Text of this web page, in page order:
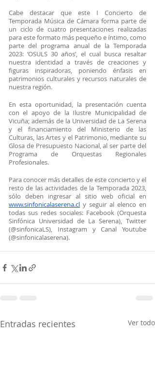
Cabe destacar que este I Concierto de
Temporada Música de Cámara forma parte de
un ciclo de cuatro presentaciones realizadas
para este formato más pequeño e íntimo, como
parte del programa anual de la Temporada
2023: ‘OSULS 30 años’, el cual busca resaltar
nuestra identidad a través de creaciones y
figuras inspiradoras, poniendo énfasis en
patrimonios culturales y recursos naturales de
nuestra región.
En esta oportunidad, la presentación cuenta
con el apoyo de la Ilustre Municipalidad de
Vicuña; además de la Universidad de La Serena
y el financiamiento del Ministerio de las
Culturas, las Artes y el Patrimonio, mediante su
Glosa de Presupuesto Nacional, al ser parte del
Programa de Orquestas Regionales
Profesionales.
Para conocer más detalles de este concierto y el
resto de las actividades de la Temporada 2023,
www.sinfonicalaserena.cl y seguir al elenco en
todas sus redes sociales: Facebook (Orquesta
Sinfónica Universidad de La Serena), Twitter
(@sinfonicaLS), Instagram y Canal Youtube
(@sinfonicalaserena).
Entradas recientes Ver todo